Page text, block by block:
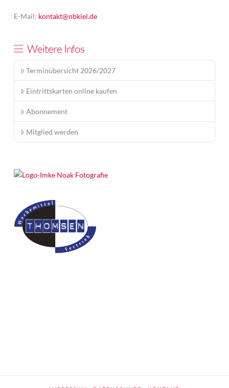
E-Mail: kontakt@nbkiel.de
Weitere Infos
Terminübersicht 2026/2027
Eintrittskarten online kaufen
Abonnement
Mitglied werden